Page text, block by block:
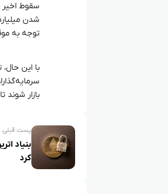
سقوط اخیر
شدن
توجه به
با این
بازار
پست قبلی
بنیاد
کرد